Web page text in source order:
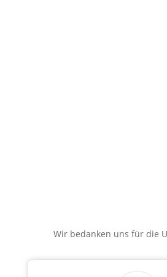
Wir bedanken uns für die